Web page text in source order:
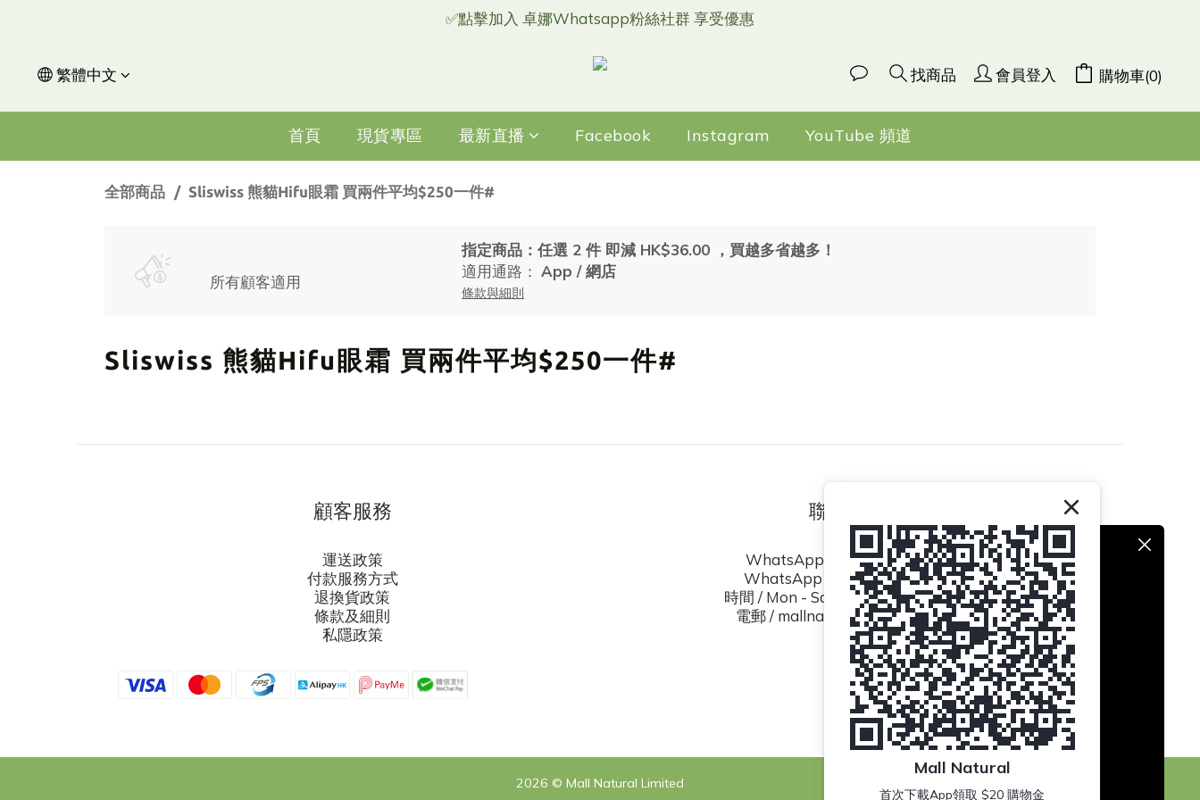
✅點擊加入 卓娜Whatsapp粉絲社群 享受優惠
繁體中文 找商品 會員登入 購物車(0)
首頁 現貨專區 最新直播 Facebook Instagram YouTube 頻道
全部商品 Sliswiss 熊貓Hifu眼霜 買兩件平均$250一件#
所有顧客適用
指定商品：任選 2 件 即減 HK$36.00 ，買越多省越多！
適用通路： App / 網店
條款與細則
Sliswiss 熊貓Hifu眼霜 買兩件平均$250一件#
顧客服務
運送政策
付款服務方式
退換貨政策
條款及細則
私隱政策
聯絡我們
WhatsApp / (852) 8493 0839
WhatsApp / (852) 8494 5423
時間 / Mon - Sat 10:30am to 6:30pm
電郵 / mallnatural.hk@gmail.com
2026 © Mall Natural Limited
Mall Natural
首次下載App領取 $20 購物金